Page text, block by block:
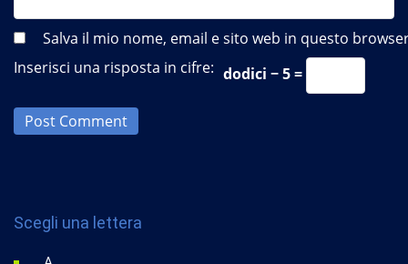
Salva il mio nome, email e sito web in questo
Inserisci una risposta in cifre: dodici − 5 =
Post Comment
Scegli una lettera